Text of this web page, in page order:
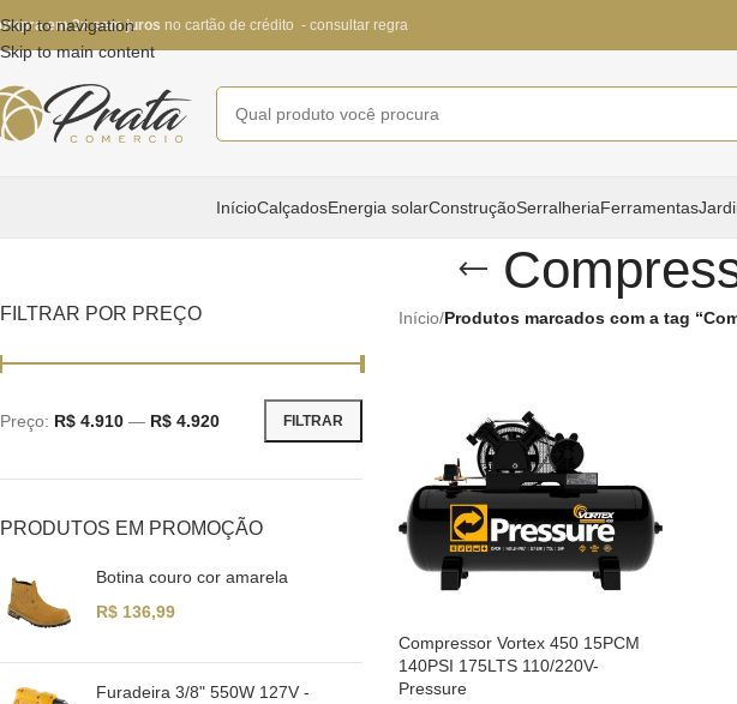
Skip to navigation
Skip to main content
em 3x sem juros no cartão de crédito - consultar regra
InícioCalçadosEnergia solarConstruçãoSerralheriaFerramentas
FILTRAR POR PREÇO
FILTRAR
Preço: R$ 4.910 — R$ 4.920
PRODUTOS EM PROMOÇÃO
Botina couro cor amarela
R$ 136,99
Furadeira 3/8" 550W 127V -
Início/Produtos marcados com a tag
Compressor Vortex 450 15PCM
140PSI 175LTS 110/220V-
Pressure